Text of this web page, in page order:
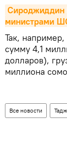
Сироджиддин
министрами
Так,
сумму 4,1
долларов),
миллиона
Все новости